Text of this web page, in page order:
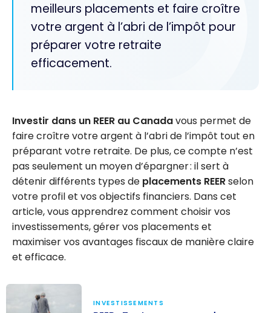
meilleurs placements et faire croître
votre argent à l’abri de l’impôt pour
préparer votre retraite
efficacement.
Investir dans un REER au Canadavous permet de
faire croître votre argent à l’abri de l’impôt tout en
préparant votre retraite. De plus, ce compte n’est
pas seulement un moyen d’épargner : il sert à
détenir différents types de placements REERselon
votre profil et vos objectifs financiers. Dans cet
article, vous apprendrez comment choisir vos
investissements, gérer vos placements et
maximiser vos avantages fiscaux de manière claire
et efficace.
INVESTISSEMENTS